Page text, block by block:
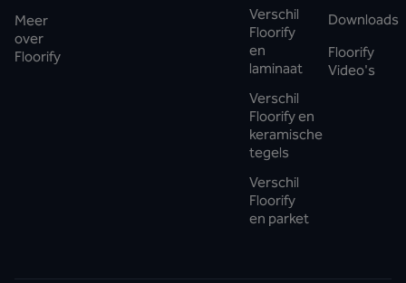
Meer
over
Floorify
Verschil
Floorify
en
laminaat
Verschil
Floorify en
keramische
tegels
Verschil
Floorify
en parket
Downloads
Floorify
Video's